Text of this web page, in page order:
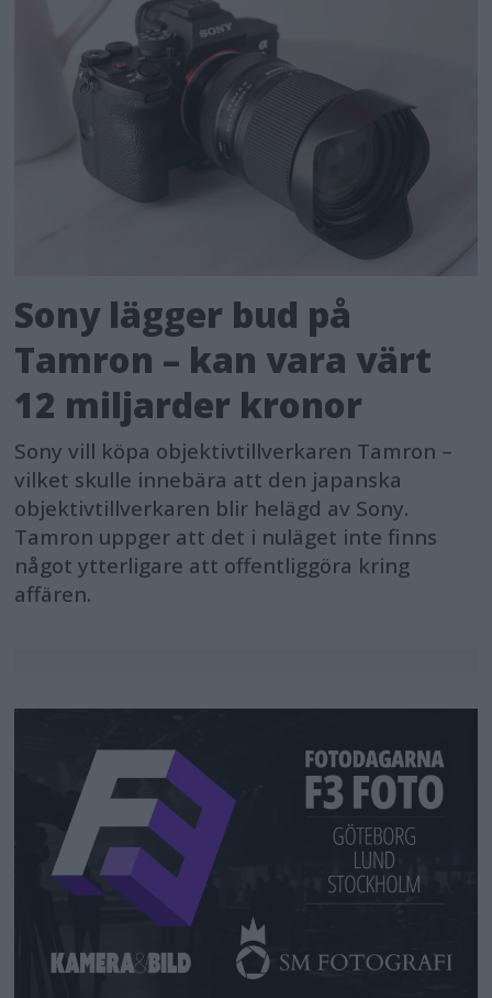
Sony lägger bud på
Tamron – kan vara värt
12 miljarder kronor
Sony vill köpa objektivtillverkaren Tamron –
vilket skulle innebära att den japanska
objektivtillverkaren blir helägd av Sony.
Tamron uppger att det i nuläget inte finns
något ytterligare att offentliggöra kring
affären.